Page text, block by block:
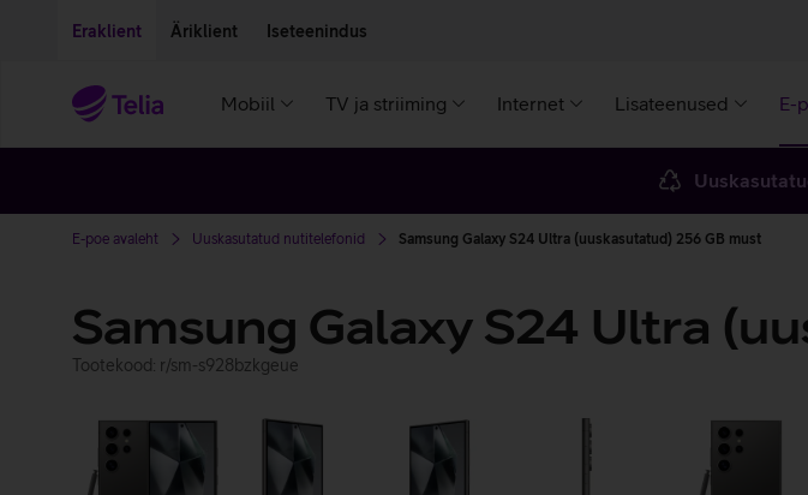
Eraklient Äriklient Iseteenindus
Mobiil TV ja striiming Internet Lisateenused E-
E-poe avaleht Uuskasutatud nutitelefonid Samsung Galaxy S24 Ultra (uuskasutatud) 256 GB must
Samsung Galaxy S24 Ultra
Tootekood: r/sm-s928bzkgeue